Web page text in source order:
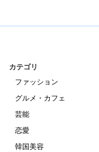
カテゴリ
ファッション
グルメ・カフェ
芸能
恋愛
韓国美容